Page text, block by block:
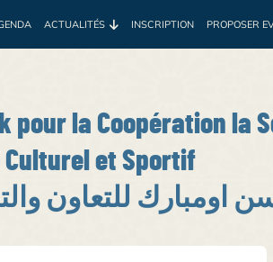
ACTUALITÉS INSCRIPTION PROPOSER
pour la Coopération la
Culturel et Sportif
اومبارك للتعاون